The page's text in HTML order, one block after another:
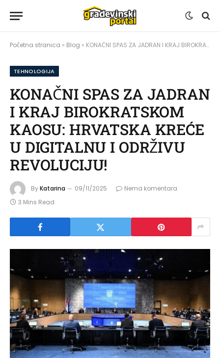
Početna stranica » Blog » KONAČNI SPAS ZA JADRAN I KRAJ BIROKRATSKOM KAOSU: HRVATSKA KREĆE U DIGITALNU I ODRŽIVU REVOLUCIJU!
TEHNOLOGIJA
KONAČNI SPAS ZA JADRAN
I KRAJ BIROKRATSKOM
KAOSU: HRVATSKA KREĆE
U DIGITALNU I ODRŽIVU
REVOLUCIJU!
ByKatarina 09/11/2025
Nema komentara
3 Mins Read